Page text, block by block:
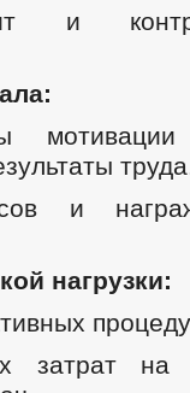
и
и
нагрузки:
затрат на